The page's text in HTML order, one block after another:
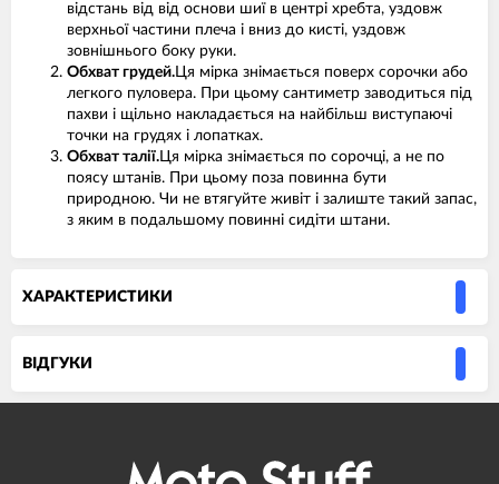
відстань від від основи шиї в центрі хребта, уздовж
верхньої частини плеча і вниз до кисті, уздовж
зовнішнього боку руки.
Обхват грудей.Ця мірка знімається поверх сорочки або
легкого пуловера. При цьому сантиметр заводиться під
пахви і щільно накладається на найбільш виступаючі
точки на грудях і лопатках.
Обхват талії.Ця мірка знімається по сорочці, а не по
поясу штанів. При цьому поза повинна бути
природною. Чи не втягуйте живіт і залиште такий запас,
з яким в подальшому повинні сидіти штани.
ХАРАКТЕРИСТИКИ
ВIДГУКИ